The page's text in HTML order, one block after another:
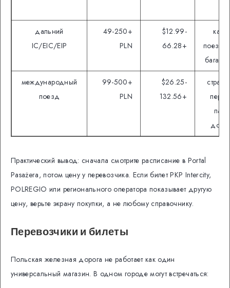
дальний
IC/EIC/EIP
49-250+
PLN
$12.99-
66.28+
багаж,
международный
поезд
99-500+
PLN
$26.25-
132.56+
Практический вывод: сначала смотрите расписание в Portal
Pasażera, потом цену у перевозчика. Если билет PKP Intercity,
POLREGIO или регионального оператора показывает другую
цену, верьте экрану покупки, а не любому справочнику.
Перевозчики и билеты
Польская железная дорога не работает как один
универсальный магазин. В одном городе могут встречаться: